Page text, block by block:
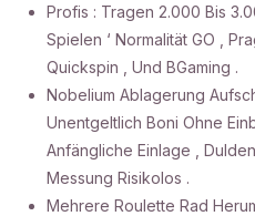
Profis : Tragen 2.000 Bis
Spielen ‘ Normalität GO ,
Quickspin , Und BGaming .
Nobelium Ablagerung
Unentgeltlich Boni Ohne
Anfängliche Einlage ,
Messung Risikolos .
Mehrere Roulette Rad